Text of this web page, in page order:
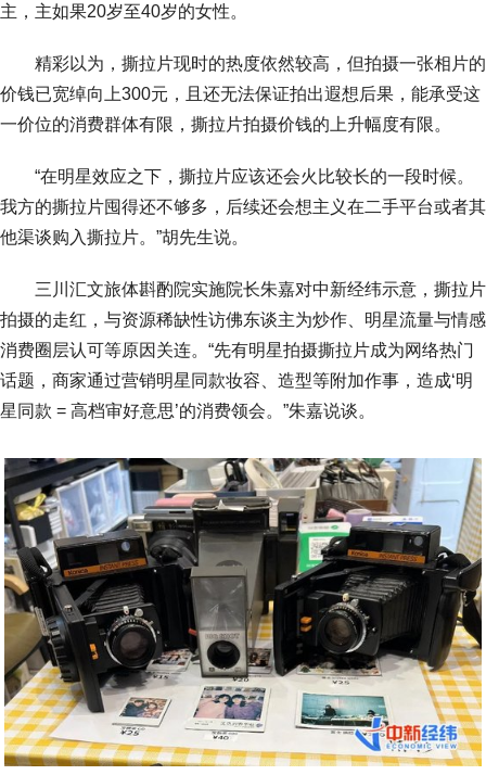
主，主如果20岁至40岁的女性。
精彩以为，撕拉片现时的热度依然较高，但拍摄一张相片的
价钱已宽绰向上300元，且还无法保证拍出遐想后果，能承受这
一价位的消费群体有限，撕拉片拍摄价钱的上升幅度有限。
“在明星效应之下，撕拉片应该还会火比较长的一段时候。
我方的撕拉片囤得还不够多，后续还会想主义在二手平台或者其
他渠谈购入撕拉片。”胡先生说。
三川汇文旅体斟酌院实施院长朱嘉对中新经纬示意，撕拉片
拍摄的走红，与资源稀缺性访佛东谈主为炒作、明星流量与情感
消费圈层认可等原因关连。“先有明星拍摄撕拉片成为网络热门
话题，商家通过营销明星同款妆容、造型等附加作事，造成‘明
星同款 = 高档审好意思’的消费领会。”朱嘉说谈。